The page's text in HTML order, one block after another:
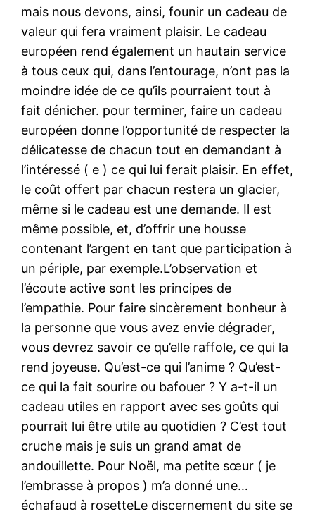
mais nous devons, ainsi, founir un cadeau de
valeur qui fera vraiment plaisir. Le cadeau
européen rend également un hautain service
à tous ceux qui, dans l’entourage, n’ont pas la
moindre idée de ce qu’ils pourraient tout à
fait dénicher. pour terminer, faire un cadeau
européen donne l’opportunité de respecter la
délicatesse de chacun tout en demandant à
l’intéressé ( e ) ce qui lui ferait plaisir. En effet,
le coût offert par chacun restera un glacier,
même si le cadeau est une demande. Il est
même possible, et, d’offrir une housse
contenant l’argent en tant que participation à
un périple, par exemple.L’observation et
l’écoute active sont les principes de
l’empathie. Pour faire sincèrement bonheur à
la personne que vous avez envie dégrader,
vous devrez savoir ce qu’elle raffole, ce qui la
rend joyeuse. Qu’est-ce qui l’anime ? Qu’est-
ce qui la fait sourire ou bafouer ? Y a-t-il un
cadeau utiles en rapport avec ses goûts qui
pourrait lui être utile au quotidien ? C’est tout
cruche mais je suis un grand amat de
andouillette. Pour Noël, ma petite sœur ( je
l’embrasse à propos ) m’a donné une…
échafaud à rosetteLe discernement du site se